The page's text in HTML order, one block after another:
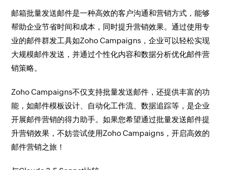
邮箱批量发送邮件是一种高效的客户沟通和营销方式，能够
帮助企业节省时间和成本，同时提升营销效果。通过使用专
业的邮件群发工具如Zoho Campaigns，企业可以轻松实现
大规模邮件发送，并通过个性化内容和数据分析优化邮件营
销策略。
Zoho Campaigns不仅支持批量发送邮件，还提供丰富的功
能，如邮件模板设计、自动化工作流、数据追踪等，是企业
开展邮件营销的得力助手。如果您希望通过批量发送邮件提
升营销效果，不妨尝试使用Zoho Campaigns，开启高效的
邮件营销之旅！